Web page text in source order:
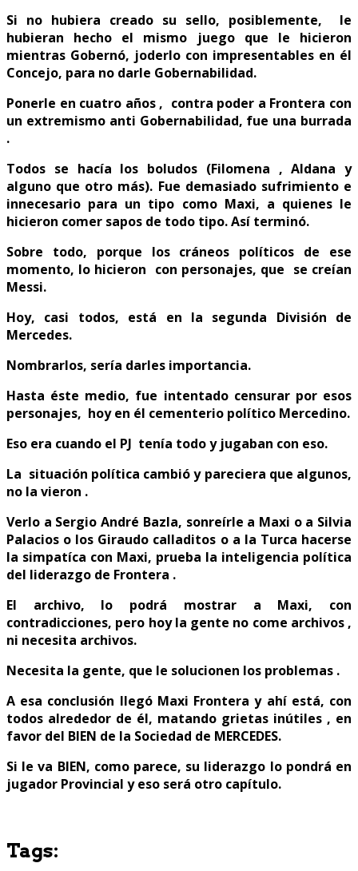
Si no hubiera creado su sello, posiblemente, le
hubieran hecho el mismo juego que le hicieron
mientras Gobernó, joderlo con impresentables en él
Concejo, para no darle Gobernabilidad.
Ponerle en cuatro años , contra poder a Frontera con
un extremismo anti Gobernabilidad, fue una burrada
.
Todos se hacía los boludos (Filomena , Aldana y
alguno que otro más). Fue demasiado sufrimiento e
innecesario para un tipo como Maxi, a quienes le
hicieron comer sapos de todo tipo. Así terminó.
Sobre todo, porque los cráneos políticos de ese
momento, lo hicieron con personajes, que se creían
Messi.
Hoy, casi todos, está en la segunda División de
Mercedes.
Nombrarlos, sería darles importancia.
Hasta éste medio, fue intentado censurar por esos
personajes, hoy en él cementerio político Mercedino.
Eso era cuando el PJ tenía todo y jugaban con eso.
La situación política cambió y pareciera que algunos,
no la vieron .
Verlo a Sergio André Bazla, sonreírle a Maxi o a Silvia
Palacios o los Giraudo calladitos o a la Turca hacerse
la simpatíca con Maxi, prueba la inteligencia política
del liderazgo de Frontera .
El archivo, lo podrá mostrar a Maxi, con
contradicciones, pero hoy la gente no come archivos ,
ni necesita archivos.
Necesita la gente, que le solucionen los problemas .
A esa conclusión llegó Maxi Frontera y ahí está, con
todos alrededor de él, matando grietas inútiles , en
favor del BIEN de la Sociedad de MERCEDES.
Si le va BIEN, como parece, su liderazgo lo pondrá en
jugador Provincial y eso será otro capítulo.
Tags: